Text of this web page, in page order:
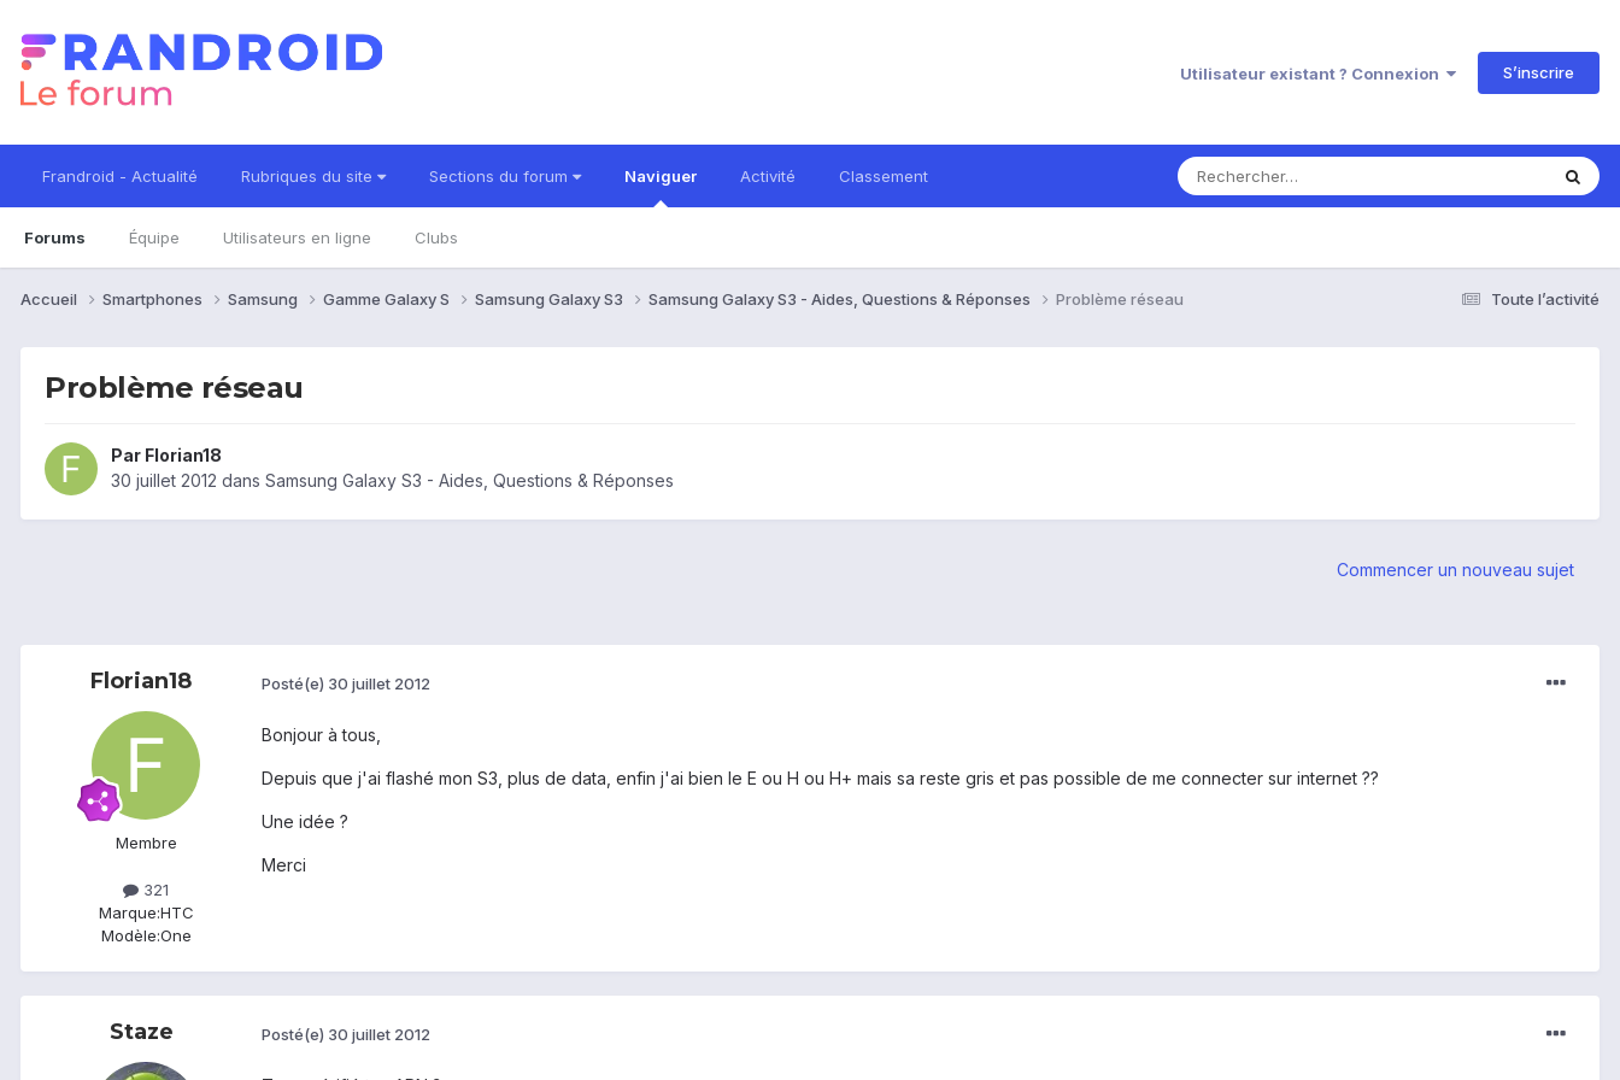
Utilisateur existant ? Connexion S’inscrire
Frandroid - Actualité Rubriques du site Sections du forum Naviguer
Forums Équipe Utilisateurs en ligne Clubs
Activité Classement
Toute l’activité
Accueil Smartphones Samsung Gamme Galaxy S Samsung Galaxy S3 Samsung Galaxy S3 - Aides, Questions & Réponses Problème réseau
Problème réseau
Par Florian18
30 juillet 2012 dans Samsung Galaxy S3 - Aides, Questions & Réponses
Commencer un nouveau sujet
Florian18
Membre
321
Marque:HTC
Modèle:One
Posté(e) 30 juillet 2012
Bonjour à tous,
Depuis que j'ai flashé mon S3, plus de data, enfin j'ai bien le E ou H ou H+ mais sa reste gris et pas possible de me connecter sur internet ??
Une idée ?
Merci
Staze Posté(e) 30 juillet 2012